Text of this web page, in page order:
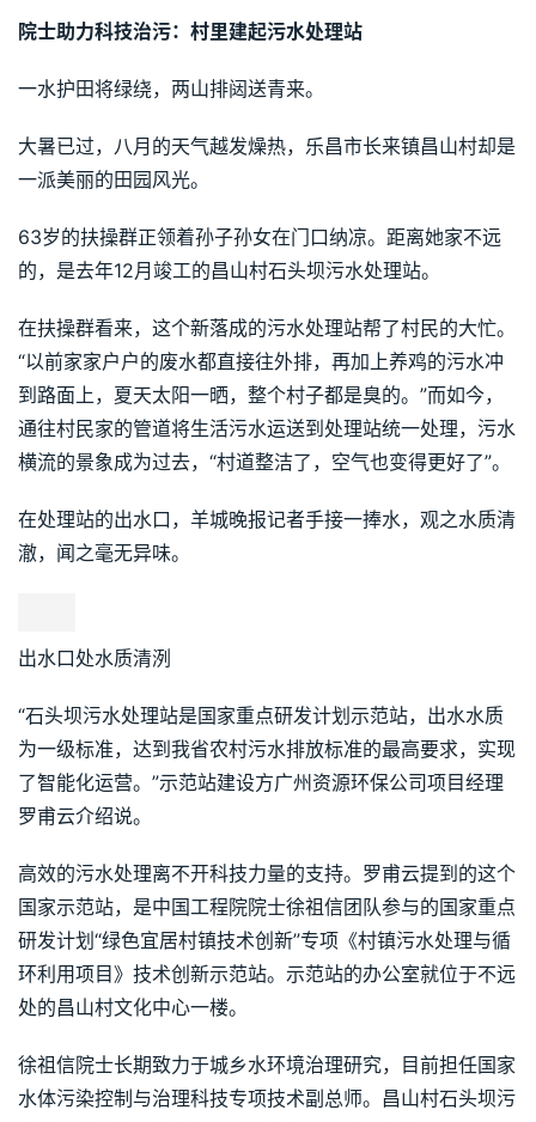
院士助力科技治污：村里建起污水处理站
一水护田将绿绕，两山排闼送青来。
大暑已过，八月的天气越发燥热，乐昌市长来镇昌山村却是
一派美丽的田园风光。
63岁的扶操群正领着孙子孙女在门口纳凉。距离她家不远
的，是去年12月竣工的昌山村石头坝污水处理站。
在扶操群看来，这个新落成的污水处理站帮了村民的大忙。
“以前家家户户的废水都直接往外排，再加上养鸡的污水冲
到路面上，夏天太阳一晒，整个村子都是臭的。”而如今，
通往村民家的管道将生活污水运送到处理站统一处理，污水
横流的景象成为过去，“村道整洁了，空气也变得更好了”。
在处理站的出水口，羊城晚报记者手接一捧水，观之水质清
澈，闻之毫无异味。
出水口处水质清洌
“石头坝污水处理站是国家重点研发计划示范站，出水水质
为一级标准，达到我省农村污水排放标准的最高要求，实现
了智能化运营。”示范站建设方广州资源环保公司项目经理
罗甫云介绍说。
高效的污水处理离不开科技力量的支持。罗甫云提到的这个
国家示范站，是中国工程院院士徐祖信团队参与的国家重点
研发计划“绿色宜居村镇技术创新”专项《村镇污水处理与循
环利用项目》技术创新示范站。示范站的办公室就位于不远
处的昌山村文化中心一楼。
徐祖信院士长期致力于城乡水环境治理研究，目前担任国家
水体污染控制与治理科技专项技术副总师。昌山村石头坝污